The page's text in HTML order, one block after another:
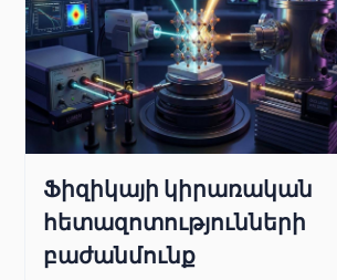
Ֆիզիկայի կիրառական
հետազոտությունների
բաժանմունք